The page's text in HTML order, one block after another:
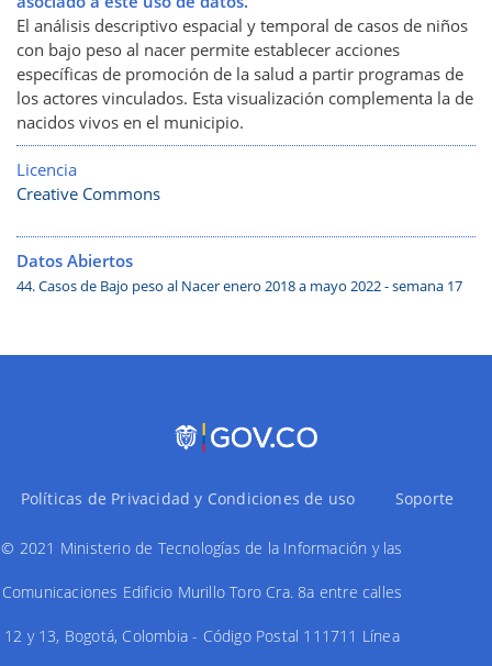
El análisis descriptivo espacial y temporal de casos de niños
con bajo peso al nacer permite establecer acciones
específicas de promoción de la salud a partir programas de
los actores vinculados. Esta visualización complementa la de
nacidos vivos en el municipio.
Licencia
Creative Commons
Datos Abiertos
44. Casos de Bajo peso al Nacer enero 2018 a mayo 2022 - semana 17
Políticas de Privacidad y Condiciones de uso Soporte
© 2021 Ministerio de Tecnologías de la Información y las
Comunicaciones Edificio Murillo Toro Cra. 8a entre calles
12 y 13, Bogotá, Colombia - Código Postal 111711 Línea